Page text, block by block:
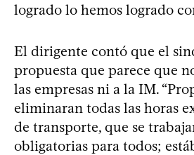
logrado lo hemos logrado
El dirigente contó que el
propuesta que parece que
las empresas ni a la IM.
eliminaran todas las horas
de transporte, que se
obligatorias para todos;